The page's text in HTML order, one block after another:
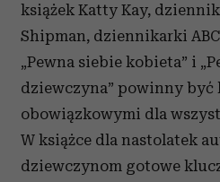
książek Katty Kay,
Shipman, dziennikarki
„Pewna siebie kobieta” i
dziewczyna” powinny być
obowiązkowymi dla
W książce dla nastolatek
dziewczynom gotowe